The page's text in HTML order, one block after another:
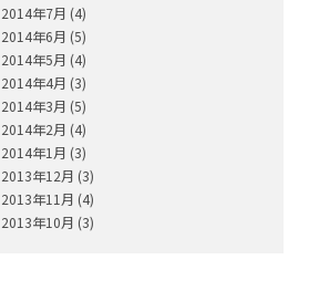
2014年7月 (4)
2014年6月 (5)
2014年5月 (4)
2014年4月 (3)
2014年3月 (5)
2014年2月 (4)
2014年1月 (3)
2013年12月 (3)
2013年11月 (4)
2013年10月 (3)